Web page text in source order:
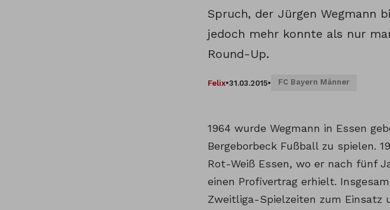
Spruch, der Jürgen Wegmann
jedoch mehr konnte als nur
Round-Up.
Felix•31.03.2015• FC Bayern Männer
1964 wurde Wegmann in Essen
Bergeborbeck Fußball zu spielen.
Rot-Weiß Essen, wo er nach fünf
einen Profivertrag erhielt.
Zweitliga-Spielzeiten zum Einsatz